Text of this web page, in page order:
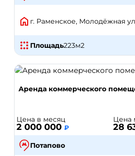
г. Раменское, Молодёжная
Площадь223м2
Аренда коммерческого
Цена в месяц
2 000 000 ₽
Цена
28
Потапово